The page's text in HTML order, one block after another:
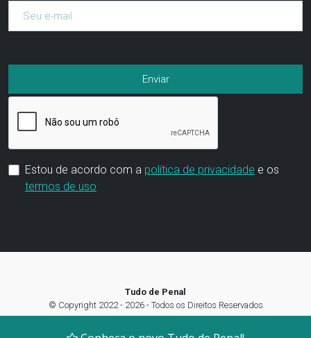
Estou de acordo com a política de privacidade e os
termos de uso
Tudo de Penal
© Copyright 2022 - 2026 - Todos os Direitos Reservados